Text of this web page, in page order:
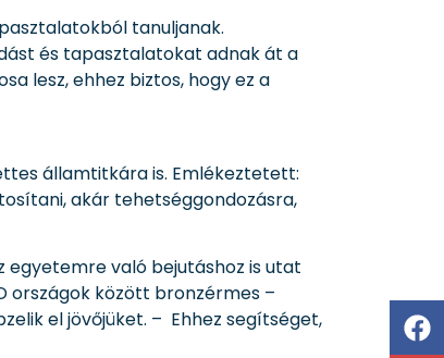
tanuljanak.
és tapasztalatokat adnak át a
lesz, ehhez biztos, hogy ez a
államtitkára is. Emlékeztetett:
akár tehetséggondozásra,
egyetemre való bejutáshoz is utat
országok között bronzérmes –
el jövőjüket. – Ehhez segítséget,